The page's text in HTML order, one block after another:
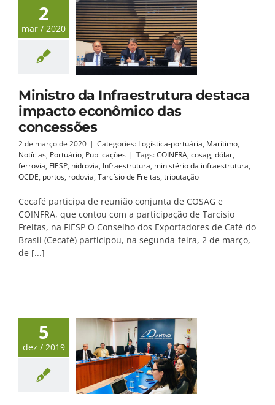
2
mar / 2020
Ministro da Infraestrutura destaca
impacto econômico das
concessões
2 de março de 2020 | Categories: Logística-portuária, Marítimo,
Notícias, Portuário, Publicações | Tags:COINFRA, cosag, dólar,
ferrovia, FIESP, hidrovia, Infraestrutura, ministério da infraestrutura,
OCDE, portos, rodovia, Tarcísio de Freitas, tributação
Cecafé participa de reunião conjunta de COSAG e
COINFRA, que contou com a participação de Tarcísio
Freitas, na FIESP O Conselho dos Exportadores de Café do
Brasil (Cecafé) participou, na segunda-feira, 2 de março,
de [...]
5
dez / 2019